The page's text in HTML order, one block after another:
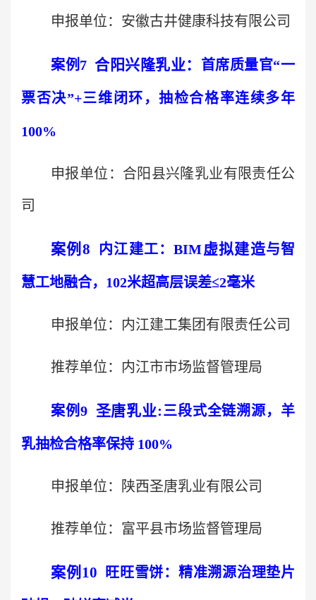
申报单位：安徽古井健康科技有限公司
案例 7合阳兴隆乳业： 首席质量官“一
票否决”+三维闭环，抽检合格率连续多年
100%
申报单位：合阳县兴隆乳业有限责任公
司
案例 8 内江建工：BIM虚拟建造与智
慧工地融合， 102米超高层误差≤2毫米
申报单位：内江建工集团有限责任公司
推荐单位：内江市市场监督管理局
案例 9 圣唐乳业:三段式全链溯源，羊
乳抽检合格率保持 100%
申报单位：陕西圣唐乳业有限公司
推荐单位：富平县市场监督管理局
案例 10 旺旺雪饼：精准溯源治理垫片